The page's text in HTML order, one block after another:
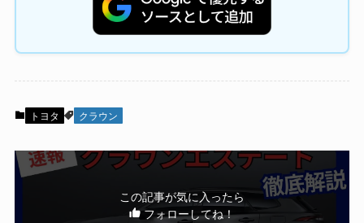
トヨタ クラウン
この記事が気に入ったら
フォローしてね！